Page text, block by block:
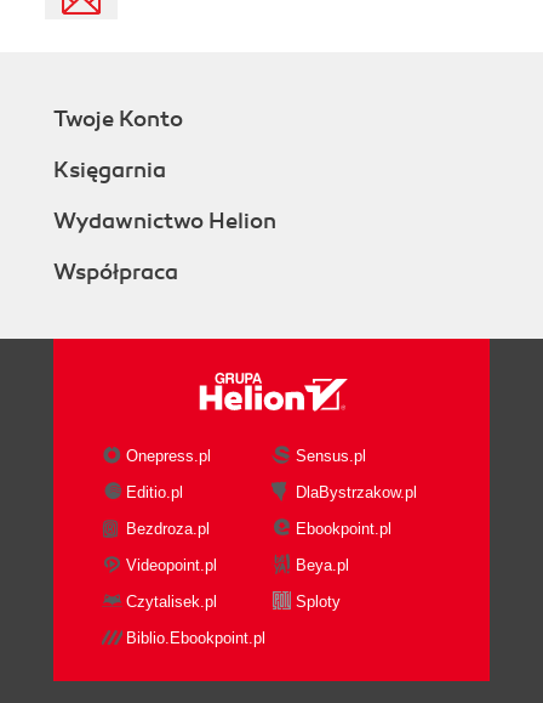
Twoje Konto
Księgarnia
Wydawnictwo Helion
Współpraca
Onepress.pl
Sensus.pl
Editio.pl
DlaBystrzakow.pl
Bezdroza.pl
Ebookpoint.pl
Videopoint.pl
Beya.pl
Czytalisek.pl
Sploty
Biblio.Ebookpoint.pl